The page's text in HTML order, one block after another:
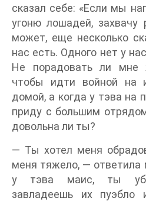
сказал себе: «Если мы
угоню лошадей,
может, еще несколько
нас есть. Одного нет у
Не порадовать ли мне
чтобы идти войной на
домой, а когда у тэва на
приду с большим
довольна ли ты?
— Ты хотел меня
меня тяжело, —
у тэва маис, ты
завладеешь их